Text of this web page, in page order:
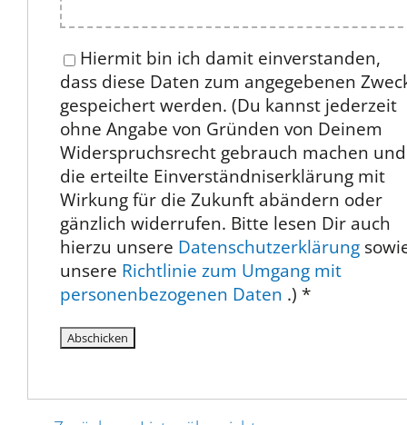
Hiermit bin ich damit einverstanden,
dass diese Daten zum angegebenen
gespeichert werden. (Du kannst jederzeit
ohne Angabe von Gründen von Deinem
Widerspruchsrecht gebrauch machen und
die erteilte Einverständniserklärung mit
Wirkung für die Zukunft abändern oder
gänzlich widerrufen. Bitte lesen Dir auch
hierzu unsere Datenschutzerklärung
unsere Richtlinie zum Umgang mit
personenbezogenen Daten .) *